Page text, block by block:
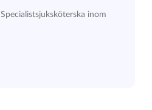
Specialistsjuksköterska inom